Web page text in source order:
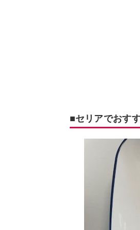
■セリアでおす